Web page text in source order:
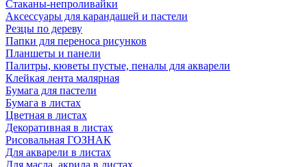
Стаканы-непроливайки
Аксессуары для карандашей и пастели
Резцы по дереву
Папки для переноса рисунков
Планшеты и панели
Палитры, кюветы пустые, пеналы для акварели
Клейкая лента малярная
Бумага для пастели
Бумага в листах
Цветная в листах
Декоративная в листах
Рисовальная ГОЗНАК
Для акварели в листах
Для масла, акрила в листах